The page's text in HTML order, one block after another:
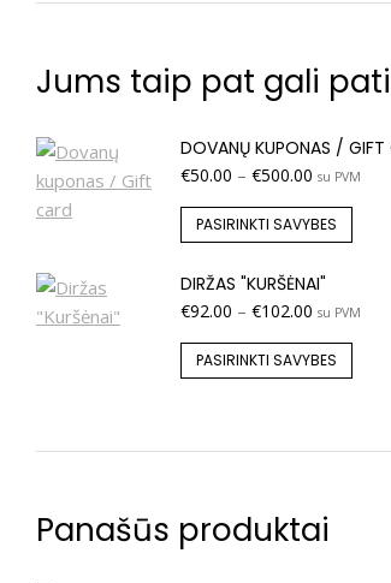
Jums taip pat gali
DOVANŲ KUPONAS / GIFT
€50.00 – €500.00 su PVM
PASIRINKTI SAVYBES
DIRŽAS "KURŠĖNAI"
€92.00 – €102.00 su PVM
PASIRINKTI SAVYBES
Panašūs produktai